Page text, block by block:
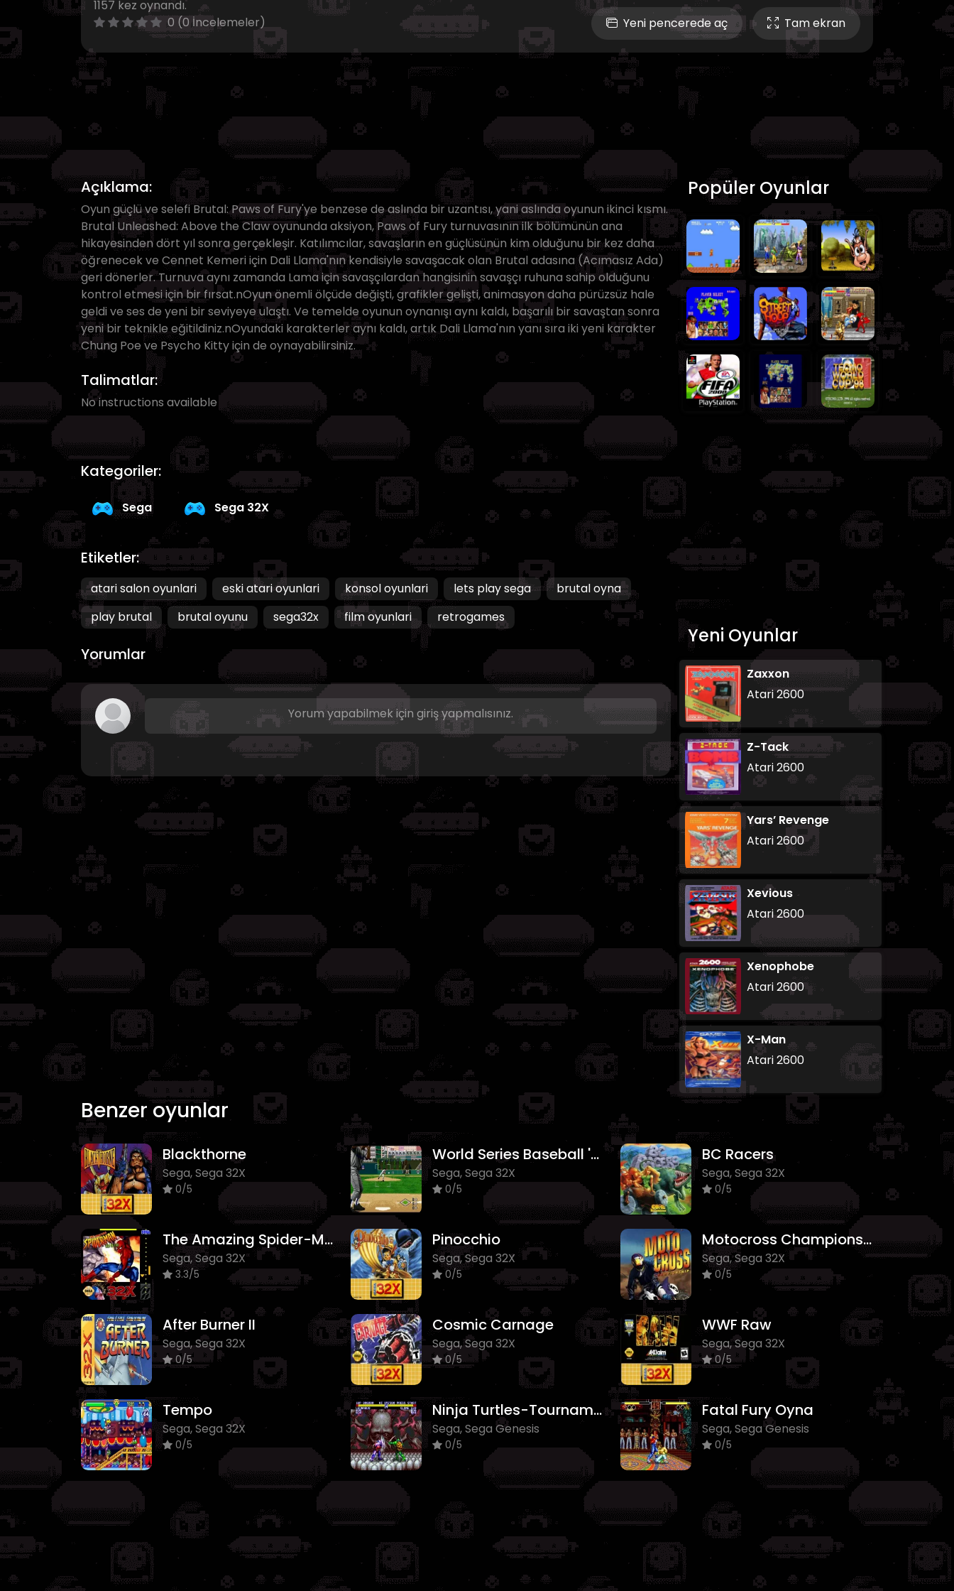
1157 kez oynandı.
0 (0 İncelemeler)
Yeni pencerede aç Tam ekran
Açıklama:
Oyun güçlü ve selefi Brutal: Paws of Fury'ye benzese de aslında bir uzantısı, yani aslında oyunun ikinci kısmı.
Brutal Unleashed: Above the Claw oyununda aksiyon, Paws of Fury turnuvasının ilk bölümünün ana
hikayesinden dört yıl sonra gerçekleşir. Katılımcılar, savaşların en güçlüsünün kim olduğunu bir kez daha
öğrenecek ve Cennet Kemeri için Dali Llama'nın kendisiyle savaşacak olan Brutal adasına (Acımasız Ada)
geri dönerler. Turnuva aynı zamanda Lama için savaşçılardan hangisinin savaşçı ruhuna sahip olduğunu
kontrol etmesi için bir fırsat.nOyun önemli ölçüde değişti, grafikler gelişti, animasyon daha pürüzsüz hale
geldi ve ses de yeni bir seviyeye ulaştı. Ve temelde oyunun oynanışı aynı kaldı, başarılı bir savaştan sonra
yeni bir teknikle eğitildiniz.nOyundaki karakterler aynı kaldı, artık Dali Llama'nın yanı sıra iki yeni karakter
Chung Poe ve Psycho Kitty için de oynayabilirsiniz.
Talimatlar:
No instructions available
Kategoriler:
Sega Sega 32X
Etiketler:
atari salon oyunlari eski atari oyunlari konsol oyunlari lets play sega
brutal oyna
play brutal
brutal oyunu sega32x film oyunlari retrogames
Yorumlar
Yorum yapabilmek için giriş yapmalısınız.
Popüler Oyunlar
Yeni Oyunlar
Zaxxon
Atari 2600
Z-Tack
Atari 2600
Yars’ Revenge
Atari 2600
Xevious
Atari 2600
Xenophobe
Atari 2600
X-Man
Atari 2600
Benzer oyunlar
Blackthorne
Sega, Sega 32X
0/5
World Series Baseball '95
Sega, Sega 32X
0/5
BC Racers
Sega, Sega 32X
0/5
The Amazing Spider-Man
Sega, Sega 32X
3.3/5
Pinocchio
Sega, Sega 32X
0/5
Motocross Championship
Sega, Sega 32X
0/5
After Burner II
Sega, Sega 32X
0/5
Cosmic Carnage
Sega, Sega 32X
0/5
WWF Raw
Sega, Sega 32X
0/5
Tempo
Sega, Sega 32X
0/5
Ninja Turtles-Tournament
Sega, Sega Genesis
0/5
Fatal Fury Oyna
Sega, Sega Genesis
0/5